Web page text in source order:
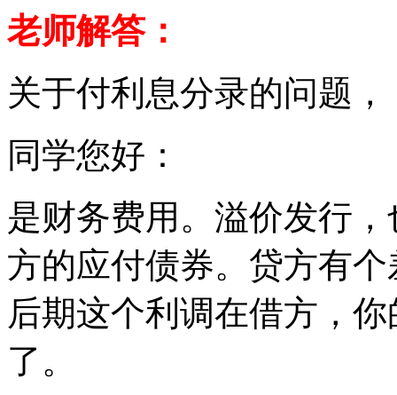
老师解答：
关于付利息分录的问题，
同学您好：
是财务费用。溢价发行
方的应付债券。贷方有
后期这个利调在借方，
了。